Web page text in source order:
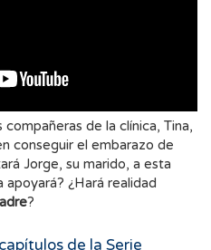
de la clínica, Tina,
conseguir el embarazo de
Jorge, su marido, a esta
¿Hará realidad
?
de la Serie